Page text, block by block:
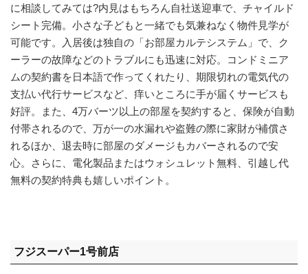
に相談してみては?内見はもちろん自社送迎車で、チャイルド
シート完備。小さな子どもと一緒でも気兼ねなく物件見学が
可能です。入居後は独自の「お部屋カルテシステム」で、ク
ーラーの故障などのトラブルにも迅速に対応。コンドミニア
ムの契約書を日本語で作ってくれたり、期限切れの電気代の
支払い代行サービスなど、痒いところに手が届くサービスも
好評。また、4万バーツ以上の部屋を契約すると、保険が自動
付帯されるので、万が一の水漏れや盗難の際に家財が補償さ
れるほか、退去時に部屋のダメージもカバーされるので安
心。さらに、電化製品またはウォシュレット無料、引越し代
無料の契約特典も嬉しいポイント。
フジスーパー1号前店